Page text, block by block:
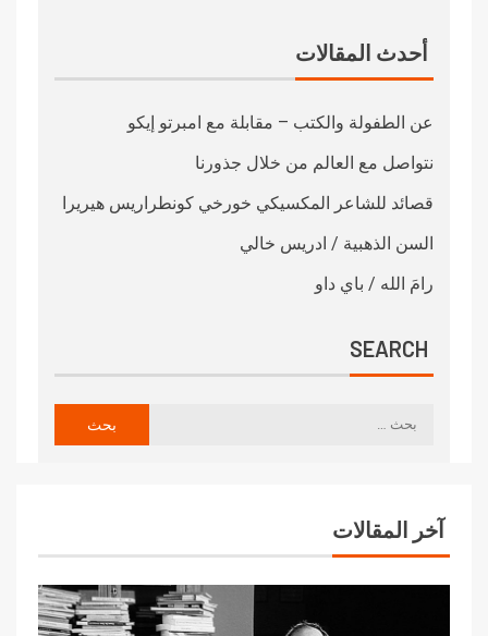
أحدث المقالات
عن الطفولة والكتب – مقابلة مع امبرتو إيكو
نتواصل مع العالم من خلال جذورنا
قصائد للشاعر المكسيكي خورخي كونطراريس هيريرا
السن الذهبية / ادريس خالي
رامَ الله / باي داو
SEARCH
آخر المقالات